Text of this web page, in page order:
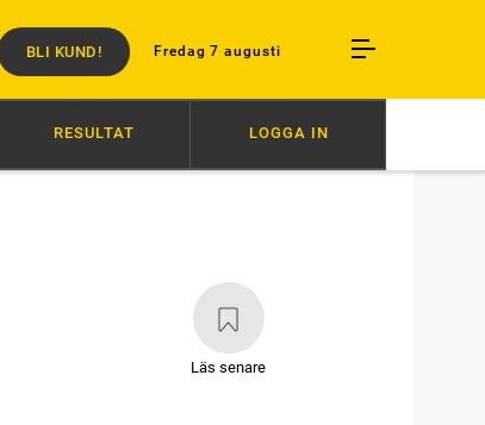
Fredag 7 augusti
BLI KUND!
07:20 ZERON OCH BARTLETT I OLYCKA
RESULTAT LOGGA IN
Läs senare